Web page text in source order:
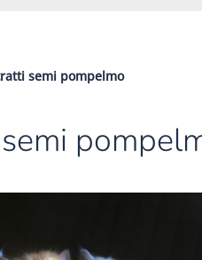
semi pompelmo